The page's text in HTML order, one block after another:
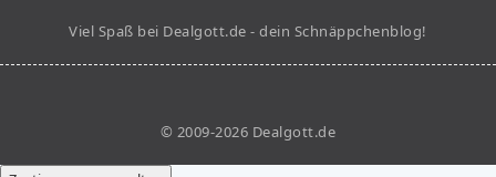
Viel Spaß bei Dealgott.de - dein Schnäppchenblog!
© 2009-2026 Dealgott.de